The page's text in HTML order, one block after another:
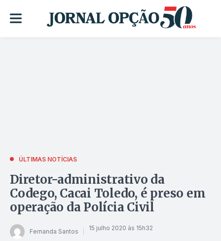
ÚLTIMAS NOTÍCIAS
Diretor-administrativo da
Codego, Cacai Toledo, é preso em
operação da Polícia Civil
Fernanda Santos 15 julho 2020 às 15h32